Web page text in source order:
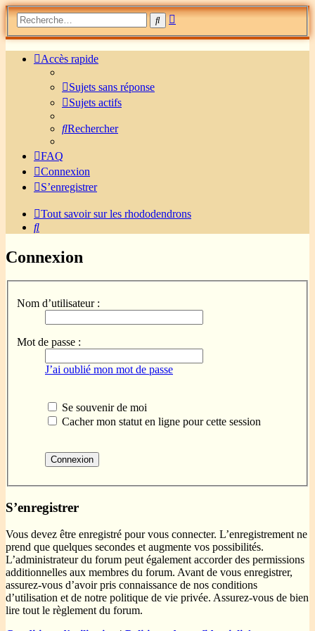
Rechercher
Recherche
Accès rapide
Sujets sans réponse
Sujets actifs
Rechercher
FAQ
Connexion
S’enregistrer
Tout savoir sur les rhododendrons
Rechercher
Connexion
Nom d’utilisateur :
Mot de passe :
J’ai oublié mon mot de passe
Se souvenir de moi
Cacher mon statut en ligne pour cette session
S’enregistrer
Vous devez être enregistré pour vous connecter. L’enregistrement ne
prend que quelques secondes et augmente vos possibilités.
L’administrateur du forum peut également accorder des permissions
additionnelles aux membres du forum. Avant de vous enregistrer,
assurez-vous d’avoir pris connaissance de nos conditions
d’utilisation et de notre politique de vie privée. Assurez-vous de bien
lire tout le règlement du forum.